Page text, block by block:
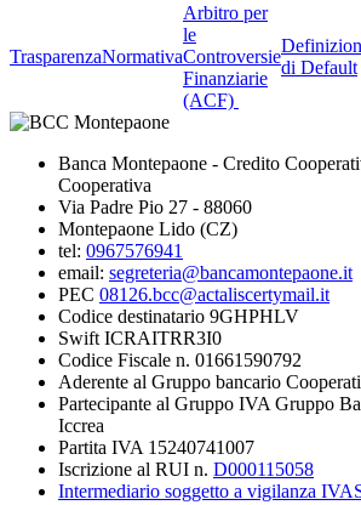
TrasparenzaNormativa
Arbitro per
le
Controversie
Finanziarie
(ACF)
di Default
Banca Montepaone - Credito
Cooperativa
Via Padre Pio 27 - 88060
Montepaone Lido (CZ)
tel: 0967576941
email: segreteria@bancamontepaone.it
PEC 08126.bcc@actaliscertymail.it
Codice destinatario 9GHPHLV
Swift ICRAITRR3I0
Codice Fiscale n. 01661590792
Aderente al Gruppo bancario
Partecipante al Gruppo IVA Gruppo
Iccrea
Partita IVA 15240741007
Iscrizione al RUI n. D000115058
Intermediario soggetto a vigilanza